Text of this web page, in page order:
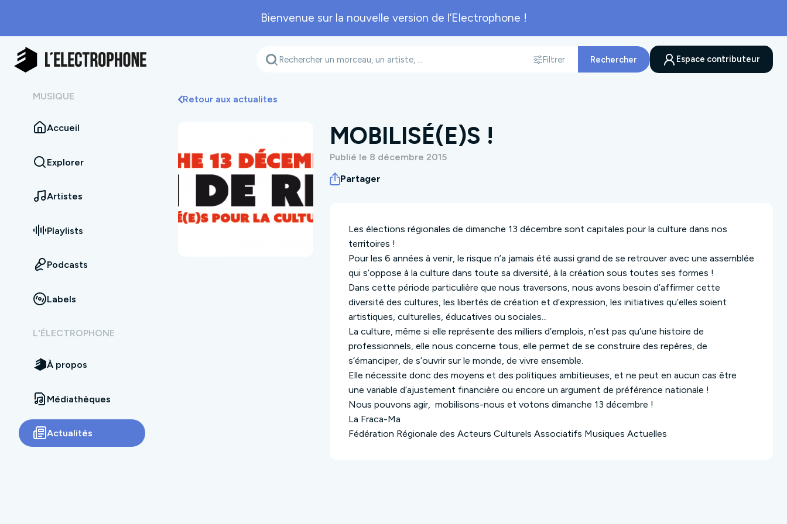
Bienvenue sur la nouvelle version de l’Electrophone !
Filtrer
Rechercher
Espace contributeur
MUSIQUE
Accueil
Explorer
Artistes
Playlists
Podcasts
Labels
L'ÉLECTROPHONE
À propos
Médiathèques
Actualités
Retour aux actualites
MOBILISÉ(E)S !
Publié le 8 décembre 2015
Partager
Les élections régionales de dimanche 13 décembre sont capitales pour la culture dans nos
territoires !
Pour les 6 années à venir, le risque n’a jamais été aussi grand de se retrouver avec une assemblée
qui s’oppose à la culture dans toute sa diversité, à la création sous toutes ses formes !
Dans cette période particulière que nous traversons, nous avons besoin d’affirmer cette
diversité des cultures, les libertés de création et d’expression, les initiatives qu’elles soient
artistiques, culturelles, éducatives ou sociales...
La culture, même si elle représente des milliers d’emplois, n’est pas qu’une histoire de
professionnels, elle nous concerne tous, elle permet de se construire des repères, de
s’émanciper, de s’ouvrir sur le monde, de vivre ensemble.
Elle nécessite donc des moyens et des politiques ambitieuses, et ne peut en aucun cas être
une variable d’ajustement financière ou encore un argument de préférence nationale !
Nous pouvons agir, mobilisons-nous et votons dimanche 13 décembre !
La Fraca-Ma
Fédération Régionale des Acteurs Culturels Associatifs Musiques Actuelles